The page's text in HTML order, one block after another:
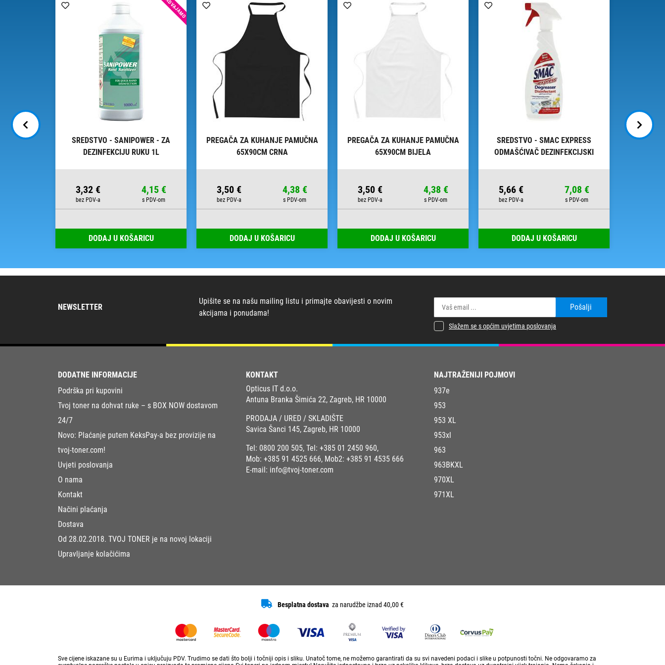
IZDVAJAMO
SREDSTVO - SANIPOWER - ZA
DEZINFEKCIJU RUKU 1L
3,32 € 4,15 €
DODAJ U KOŠARICU
PREGAČA ZA KUHANJE PAMUČNA
65X90CM CRNA
3,50 € 4,38 €
DODAJ U KOŠARICU
PREGAČA ZA KUHANJE PAMUČNA
65X90CM BIJELA
3,50 € 4,38 €
DODAJ U KOŠARICU
SREDSTVO - SMAC EXPRESS
ODMAŠĆIVAČ DEZINFEKCIJSKI
5,66 € 7,08 €
DODAJ U KOŠARICU
NEWSLETTER
Upišite se na našu mailing listu i primajte obavijesti o novim
akcijama i ponudama!
Pošalji
Slažem se s općim uvjetima poslovanja
DODATNE INFORMACIJE
Podrška pri kupovini
Tvoj toner na dohvat ruke – s BOX NOW dostavom
24/7
Novo: Plaćanje putem KeksPay-a bez provizije na
tvoj-toner.com!
Uvjeti poslovanja
O nama
Kontakt
Načini plaćanja
Dostava
Od 28.02.2018. TVOJ TONER je na novoj lokaciji
Upravljanje kolačićima
KONTAKT
Opticus IT d.o.o.
Antuna Branka Šimića 22, Zagreb, HR 10000
PRODAJA / URED / SKLADIŠTE
Savica Šanci 145, Zagreb, HR 10000
Tel: 0800 200 505, Tel: +385 01 2450 960,
Mob: +385 91 4525 666, Mob2: +385 91 4535 666
E-mail: info@tvoj-toner.com
NAJTRAŽENIJI POJMOVI
937e
953
953 XL
953xl
963
963BKXL
970XL
971XL
Besplatna dostava za narudžbe iznad 40,00 €
Sve cijene iskazane su u Eurima i uključuju PDV. Trudimo se dati što bolji i točniji opis i sliku. Unatoč tome, ne možemo garantirati da su svi navedeni podaci i slike u potpunosti točni. Ne odgovaramo za